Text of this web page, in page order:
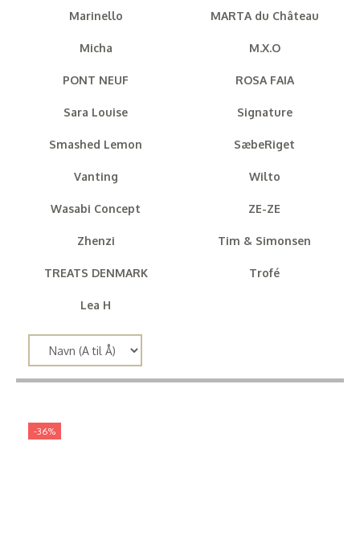
Marinello MARTA du Château
Micha M.X.O
PONT NEUF ROSA FAIA
Sara Louise Signature
Smashed Lemon SæbeRiget
Vanting Wilto
Wasabi Concept ZE-ZE
Zhenzi Tim & Simonsen
TREATS DENMARK Trofé
Lea H
-36%